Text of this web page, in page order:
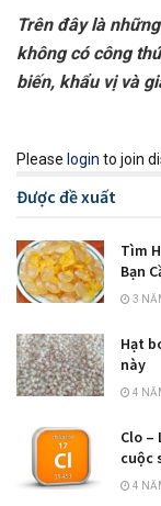
Trên đây là
không có công
biến, khẩu vị và
Please login to join
Được đề xuất
Tìm
Bạn
3
Hạt
này
4
Clo –
cuộc
4